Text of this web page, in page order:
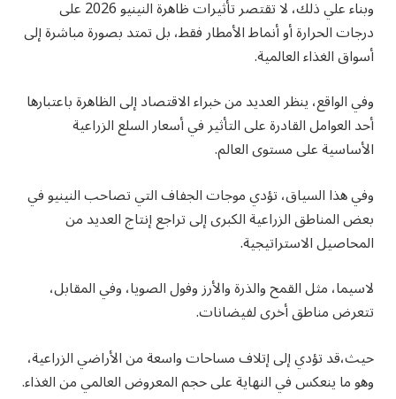
وبناء علي ذلك، لا تقتصر تأثيرات ظاهرة النينيو 2026 على
درجات الحرارة أو أنماط الأمطار فقط، بل تمتد بصورة مباشرة إلى
أسواق الغذاء العالمية.
وفي الواقع، ينظر العديد من خبراء الاقتصاد إلى الظاهرة باعتبارها
أحد العوامل القادرة على التأثير في أسعار السلع الزراعية
الأساسية على مستوى العالم.
وفي هذا السياق، تؤدي موجات الجفاف التي تصاحب النينيو في
بعض المناطق الزراعية الكبرى إلى تراجع إنتاج العديد من
المحاصيل الاستراتيجية.
لاسيما، مثل القمح والذرة والأرز وفول الصويا، وفي المقابل،
تتعرض مناطق أخرى لفيضانات.
حيث،قد تؤدي إلى إتلاف مساحات واسعة من الأراضي الزراعية،
وهو ما ينعكس في النهاية على حجم المعروض العالمي من الغذاء.